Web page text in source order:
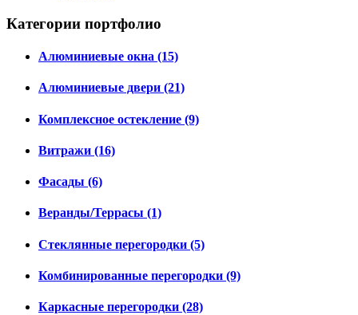
Категории портфолио
Алюминиевые окна (15)
Алюминиевые двери (21)
Комплексное остекление (9)
Витражи (16)
Фасады (6)
Веранды/Террасы (1)
Стеклянные перегородки (5)
Комбинированные перегородки (9)
Каркасные перегородки (28)